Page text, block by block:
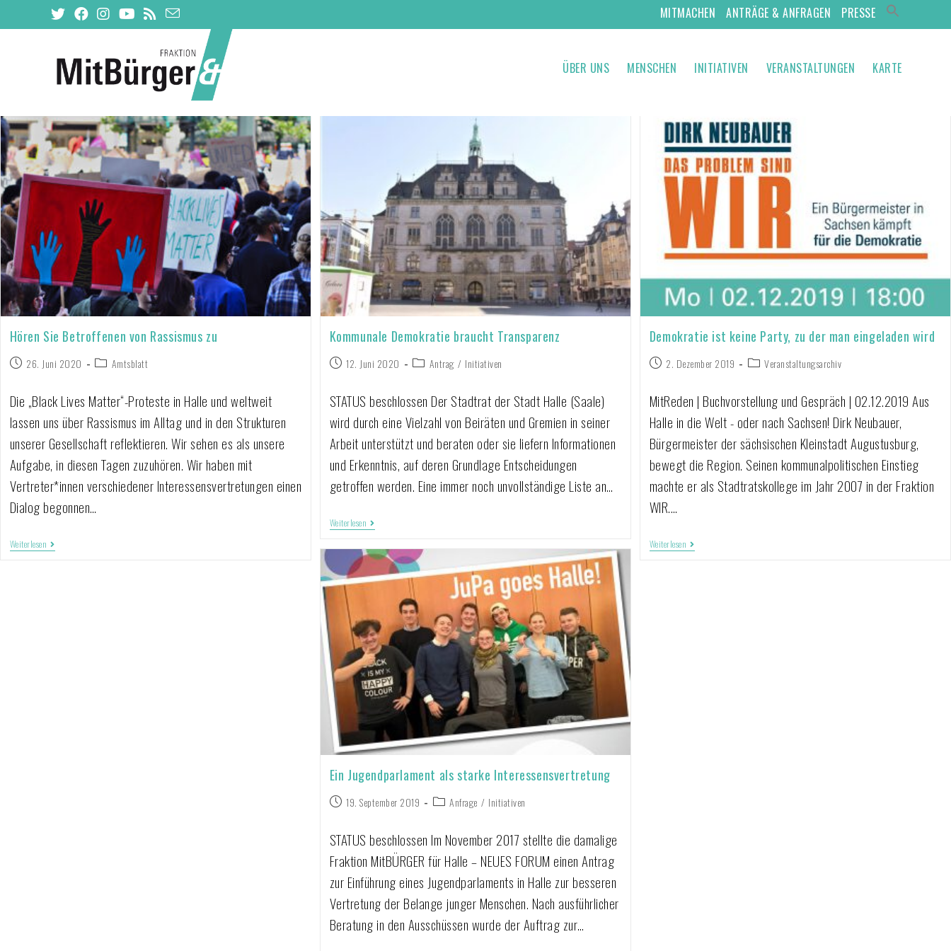
MITMACHEN ANTRÄGE & ANFRAGEN PRESSE
ÜBER UNS MENSCHEN INITIATIVEN VERANSTALTUNGEN KARTE
Hören Sie Betroffenen von Rassismus zu
26. Juni 2020 Amtsblatt
Die „Black Lives Matter“-Proteste in Halle und weltweit
lassen uns über Rassismus im Alltag und in den Strukturen
unserer Gesellschaft reflektieren. Wir sehen es als unsere
Aufgabe, in diesen Tagen zuzuhören. Wir haben mit
Vertreter*innen verschiedener Interessensvertretungen einen
Dialog begonnen…
Weiterlesen
Kommunale Demokratie braucht Transparenz
12. Juni 2020 Antrag / Initiativen
STATUS beschlossen Der Stadtrat der Stadt Halle (Saale)
wird durch eine Vielzahl von Beiräten und Gremien in seiner
Arbeit unterstützt und beraten oder sie liefern Informationen
und Erkenntnis, auf deren Grundlage Entscheidungen
getroffen werden. Eine immer noch unvollständige Liste an…
Weiterlesen
Demokratie ist keine Party, zu der man eingeladen wird
2. Dezember 2019 Veranstaltungsarchiv
MitReden | Buchvorstellung und Gespräch | 02.12.2019 Aus
Halle in die Welt - oder nach Sachsen! Dirk Neubauer,
Bürgermeister der sächsischen Kleinstadt Augustusburg,
bewegt die Region. Seinen kommunalpolitischen Einstieg
machte er als Stadtratskollege im Jahr 2007 in der Fraktion
WIR.…
Weiterlesen
Ein Jugendparlament als starke Interessensvertretung
19. September 2019 Anfrage / Initiativen
STATUS beschlossen Im November 2017 stellte die damalige
Fraktion MitBÜRGER für Halle – NEUES FORUM einen Antrag
zur Einführung eines Jugendparlaments in Halle zur besseren
Vertretung der Belange junger Menschen. Nach ausführlicher
Beratung in den Ausschüssen wurde der Auftrag zur…